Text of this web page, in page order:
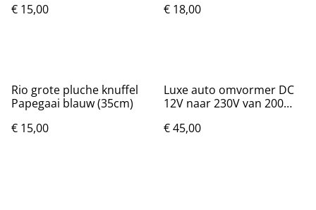
€ 15,00
€ 18,00
Rio grote pluche knuffel
Papegaai blauw (35cm)
€ 15,00
Luxe auto omvormer DC
12V naar 230V van 200
€ 45,00